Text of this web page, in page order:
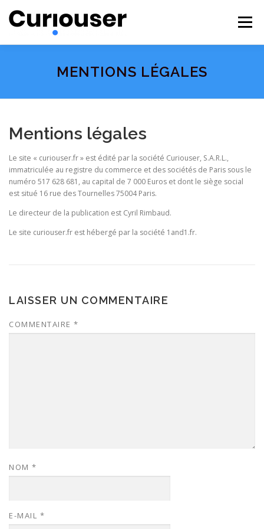
contenu
Menu
NOS EXPERTISES FORMATIONS CURIOUSER
MENTIONS LÉGALES
Mentions légales
Le site « curiouser.fr » est édité par la société Curiouser, S.A.R.L.,
immatriculée au registre du commerce et des sociétés de Paris sous le
numéro 517 628 681, au capital de 7 000 Euros et dont le siège social
est situé 16 rue des Tournelles 75004 Paris.
Le directeur de la publication est Cyril Rimbaud.
Le site curiouser.fr est hébergé par la société 1and1.fr.
LAISSER UN COMMENTAIRE
COMMENTAIRE *
NOM *
E-MAIL *